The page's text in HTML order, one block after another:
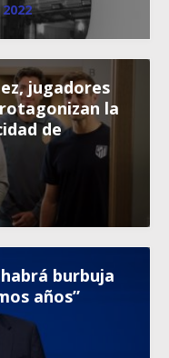
jugadores
la
de
burbuja
años”